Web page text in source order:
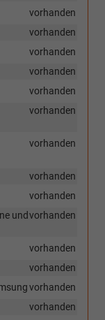
vorhanden
vorhanden
vorhanden
vorhanden
vorhanden
vorhanden
vorhanden
vorhanden
vorhanden
vorhanden
und
vorhanden
vorhanden
vorhanden
vorhanden